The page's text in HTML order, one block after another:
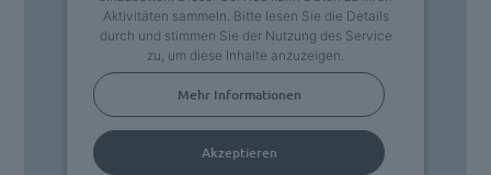
Aktivitäten sammeln. Bitte lesen Sie die Details
durch und stimmen Sie der Nutzung des Service
zu, um diese Inhalte anzuzeigen.
Mehr Informationen
Akzeptieren